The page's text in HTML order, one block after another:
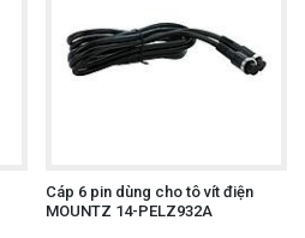
Cáp 6 pin dùng cho tô vít điện
MOUNTZ 14-PELZ932A